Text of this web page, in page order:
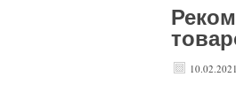
10.02.2021